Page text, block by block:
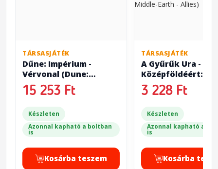
TÁRSASJÁTÉK
Dűne: Impérium -
Vérvonal (Dune:
Imperium - Bloodlines)
15 253 Ft
Készleten
Azonnal kapható a boltban
is
Kosárba teszem
TÁRSASJÁTÉK
A Gyűrűk Ura -
Középföldéért:
Szövetségesek (
Lord of the Rings:
Allies)
3 228 Ft
Készleten
Azonnal kapható a
is
Kosárba